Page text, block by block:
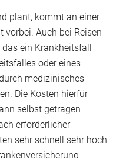
plant, kommt an einer
vorbei. Auch bei Reisen
ein Krankheitsfall
oder eines
medizinisches
Die Kosten hierfür
selbst getragen
erforderlicher
sehr schnell sehr hoch